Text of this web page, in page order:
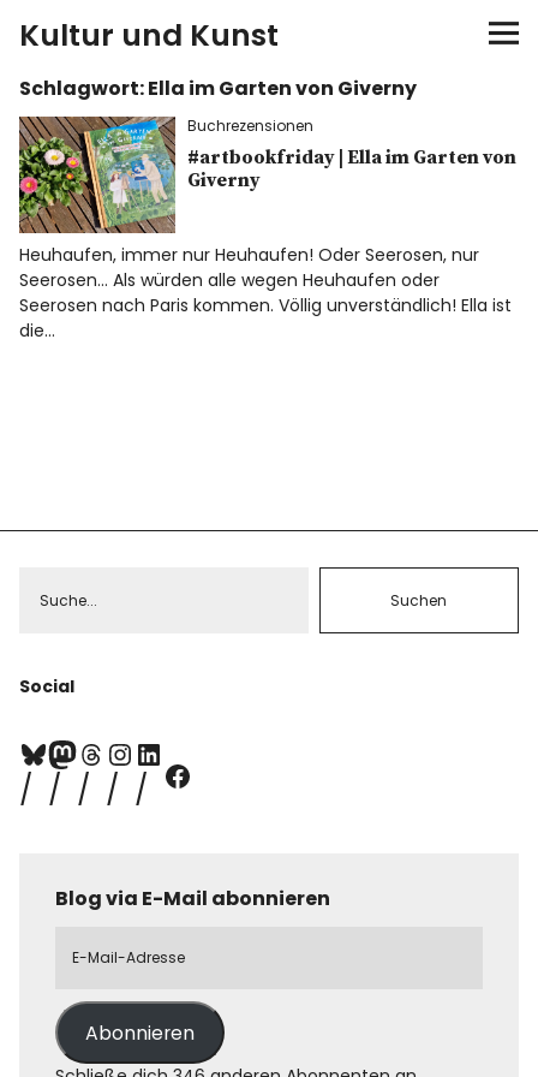
Kultur und Kunst
kultur & kunst
Ausstellungen
Spiele
Konzerte
Schlagwort:Ella im Garten von Giverny
Buchrezensionen
#artbookfriday | Ella im Garten von
Giverny
Heuhaufen, immer nur Heuhaufen! Oder Seerosen, nur
Seerosen… Als würden alle wegen Heuhaufen oder
Seerosen nach Paris kommen. Völlig unverständlich! Ella ist
die…
Social
Blog via E-Mail abonnieren
Abonnieren